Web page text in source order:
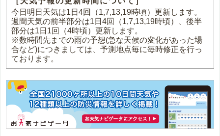
今日明日天気は1日4回（1,7,13,19時頃）更新します。
週間天気の前半部分は1日4回（1,7,13,19時頃）、後半
部分は1日1回（4時頃）更新します。
※数時間先までの雨の予想(急な天候の変化があった場
合など)につきましては、予測地点毎に毎時修正を行っ
ております。